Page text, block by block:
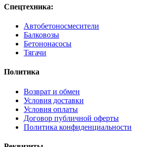
Спецтехника:
Автобетоносмесители
Балковозы
Бетононасосы
Тягачи
Политика
Возврат и обмен
Условия доставки
Условия оплаты
Договор публичной оферты
Политика конфиденциальности